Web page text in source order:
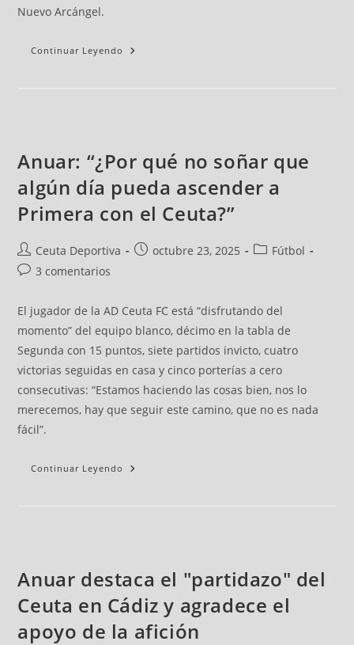
Nuevo Arcángel.
Continuar Leyendo
Anuar: “¿Por qué no soñar que
algún día pueda ascender a
Primera con el Ceuta?”
Ceuta Deportiva octubre 23, 2025
Fútbol
3 comentarios
El jugador de la AD Ceuta FC está “disfrutando del
momento” del equipo blanco, décimo en la tabla de
Segunda con 15 puntos, siete partidos invicto, cuatro
victorias seguidas en casa y cinco porterías a cero
consecutivas: “Estamos haciendo las cosas bien, nos lo
merecemos, hay que seguir este camino, que no es nada
fácil”.
Continuar Leyendo
Anuar destaca el "partidazo" del
Ceuta en Cádiz y agradece el
apoyo de la afición